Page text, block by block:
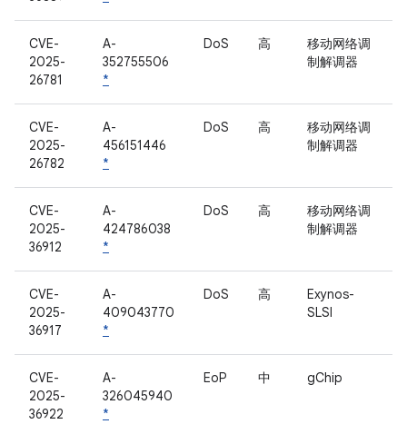
CVE-
2025-
26781
A-
352755506
*
DoS 高
移动网络调
制解调器
CVE-
2025-
26782
A-
456151446
*
DoS 高
移动网络调
制解调器
CVE-
2025-
36912
A-
424786038
*
DoS 高
移动网络调
制解调器
CVE-
2025-
36917
A-
409043770
*
DoS 高
Exynos-
SLSI
CVE-
2025-
36922
A-
326045940
*
EoP 中 gChip